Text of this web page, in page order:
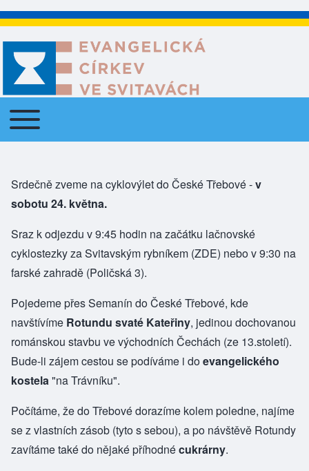
Main navigation
Toggle main menu
Srdečně zveme na cyklovýlet do České Třebové -v
sobotu 24. května.
Sraz k odjezdu v 9:45 hodin na začátku lačnovské
cyklostezky za Svitavským rybníkem (ZDE) nebo v 9:30 na
farské zahradě (Poličská 3).
Pojedeme přes Semanín do České Třebové, kde
navštívíme Rotundu svaté Kateřiny, jedinou dochovanou
románskou stavbu ve východních Čechách (ze 13.století).
Bude-li zájem cestou se podíváme i doevangelického
kostela "na Trávníku".
Počítáme, že do Třebové dorazíme kolem poledne, najíme
se z vlastních zásob (tyto s sebou), a po návštěvě Rotundy
zavítáme také do nějaké příhodnécukrárny.